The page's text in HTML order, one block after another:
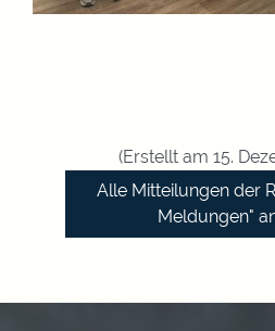
(Erstellt am 15.
Alle Mitteilungen der
Meldungen"